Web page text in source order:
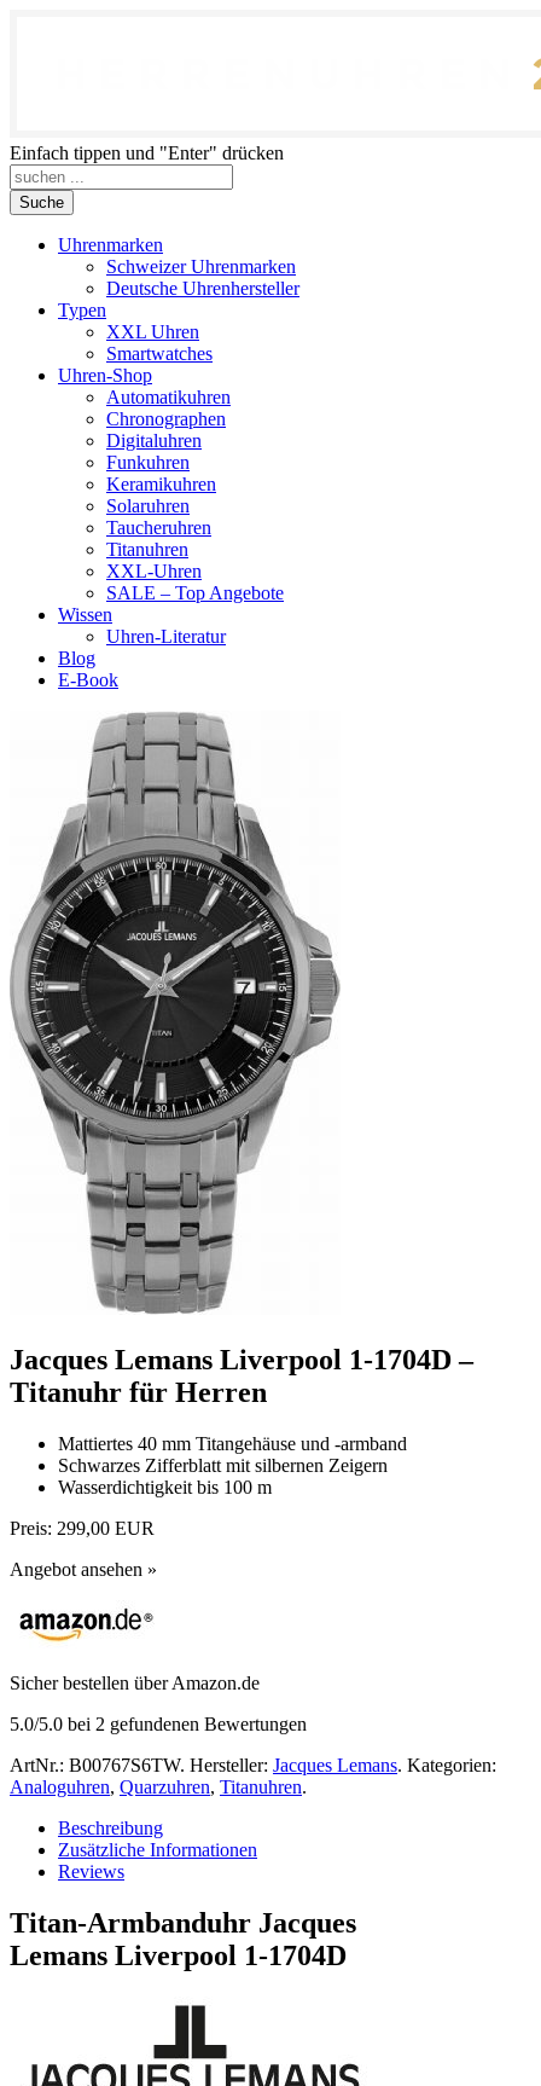
Einfach tippen und "Enter" drücken
Suche
Uhrenmarken
Schweizer Uhrenmarken
Deutsche Uhrenhersteller
Typen
XXL Uhren
Smartwatches
Uhren-Shop
Automatikuhren
Chronographen
Digitaluhren
Funkuhren
Keramikuhren
Solaruhren
Taucheruhren
Titanuhren
XXL-Uhren
SALE – Top Angebote
Wissen
Uhren-Literatur
Blog
E-Book
Jacques Lemans Liverpool 1-1704D –
Titanuhr für Herren
Mattiertes 40 mm Titangehäuse und -armband
Schwarzes Zifferblatt mit silbernen Zeigern
Wasserdichtigkeit bis 100 m
Preis: 299,00 EUR
Angebot ansehen »
Sicher bestellen über Amazon.de
5.0/5.0 bei 2 gefundenen Bewertungen
ArtNr.: B00767S6TW. Hersteller: Jacques Lemans. Kategorien:
Analoguhren, Quarzuhren, Titanuhren.
Beschreibung
Zusätzliche Informationen
Reviews
Titan-Armbanduhr Jacques
Lemans Liverpool 1-1704D